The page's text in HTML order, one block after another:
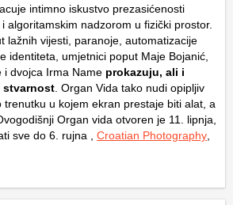
intimno iskustvo prezasićenosti
algoritamskim nadzorom u fizički prostor.
lažnih vijesti, paranoje, automatizacije
identiteta, umjetnici poput Maje Bojanić,
i dvojca Irma Name prokazuju, ali i
stvarnost . Organ Vida tako nudi opipljiv
trenutku u kojem ekran prestaje biti alat, a
Organ vida otvoren je 11. lipnja,
sve do 6. rujna , Croatian Photography